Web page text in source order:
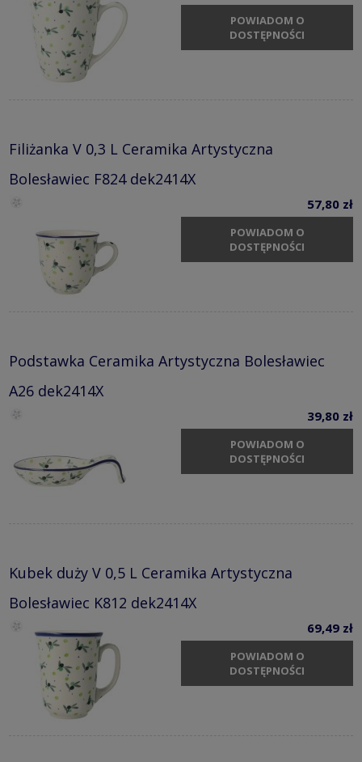
POWIADOM O
DOSTĘPNOŚCI
Filiżanka V 0,3 L Ceramika Artystyczna
Bolesławiec F824 dek2414X
57,80 zł
POWIADOM O
DOSTĘPNOŚCI
Podstawka Ceramika Artystyczna Bolesławiec
A26 dek2414X
39,80 zł
POWIADOM O
DOSTĘPNOŚCI
Kubek duży V 0,5 L Ceramika Artystyczna
Bolesławiec K812 dek2414X
69,49 zł
POWIADOM O
DOSTĘPNOŚCI